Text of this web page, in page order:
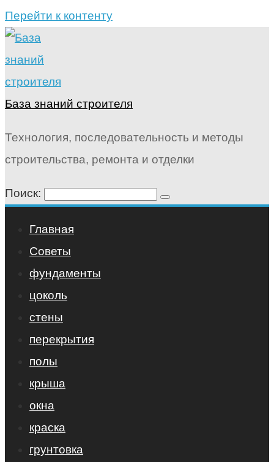
Перейти к контенту
База знаний строителя
Технология, последовательность и методы
строительства, ремонта и отделки
Поиск:
Главная
Советы
фундаменты
цоколь
стены
перекрытия
полы
крыша
окна
краска
грунтовка